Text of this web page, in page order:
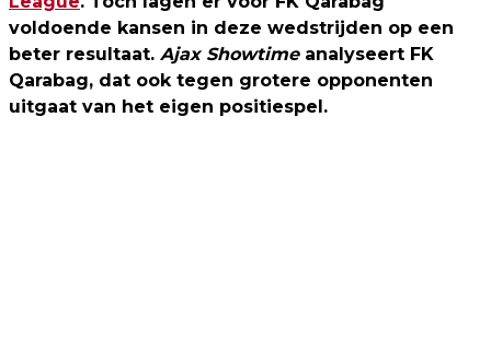
voldoende kansen in deze wedstrijden op een
beter resultaat. Ajax Showtimeanalyseert FK
Qarabag, dat ook tegen grotere opponenten
uitgaat van het eigen positiespel.